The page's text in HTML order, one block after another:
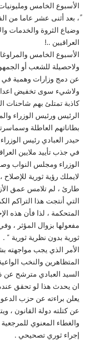
الأسبوع الخامس
ً، بعد أثنى عشر عاما من
وضياع الثروة والخدمات
العراقيين ..!
الأسبوع الخامس
ولاحصيلة للشعب أو
عن دمج وزارات وهمية في
ولاشيء سوى تخفيض
كاذبة تمتلئ بهم شاحنات
الرئيس ورئيس الوزراء
بطاناتهم العاطلة
حيدر العبادي رئيس
في جذب تأييد ملايين
الوزراء ومجلس النواب
لايملك رؤية ثورية
طارئ ، لم تلامس عمق
التي أنتجت هذا التراكم
المتحكمة ، لذا فأن هذه
مفعولها بزوال المؤثر ،
ثورية بدون نظرية ثورية ” .
الأمر الذي يجب مواجهته
المتظاهرين والنخب
السيد العبادي مترشح
ان يحدث هذا لو تحقق عنده
يعلن براءته عن حزب
عن كتلته دولة القانون ،
والغطاء المعنوي
إجراء ثوري تصحيحي .